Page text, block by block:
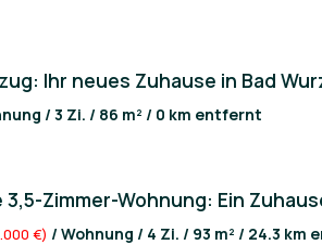
Ihr neues Zuhause in Bad
/ 3 Zi. / 86 m² / 0 km entfernt
Zimmer-Wohnung: Ein
€) / Wohnung / 4 Zi. / 93 m² / 24.3 km